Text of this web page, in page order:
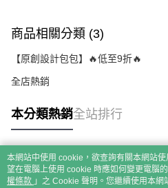
商品相關分類 (3)
【原創設計包包】🔥低至9折🔥
全店熱銷
本分類熱銷全站排行
熱門標籤
本網站中使用 cookie，欲查詢有關本網站
望在電腦上使用 cookie 時應如何變更電腦
權條款 」之 Cookie 聲明。您繼續使用本